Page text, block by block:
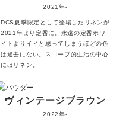
2021年-
DCS夏季限定として登場したリネンが
2021年より定番に。永遠の定番ホワ
イトよりイイと思ってしまうほどの色
は過去にない。スコープ的生活の中心
にはリネン。
ヴィンテージブラウン
2022年-